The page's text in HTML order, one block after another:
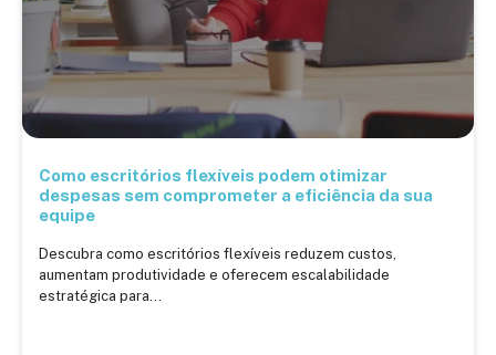
Como escritórios flexíveis podem otimizar
despesas sem comprometer a eficiência da sua
equipe
Descubra como escritórios flexíveis reduzem custos,
aumentam produtividade e oferecem escalabilidade
estratégica para...